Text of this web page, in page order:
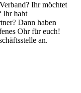
Ihr möchtet
Ihr habt
Dann haben
Ohr für euch!
an.